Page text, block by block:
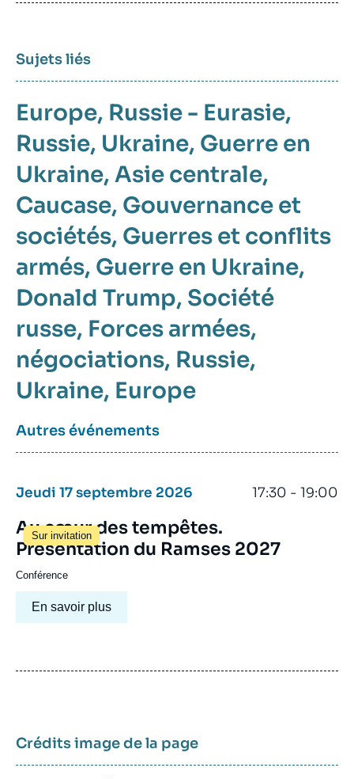
Sujets liés
Europe Russie - Eurasie
Russie Ukraine Guerre en
Ukraine Asie centrale
Caucase Gouvernance et
sociétés Guerres et conflits
armés Guerre en Ukraine
Donald Trump Société
russe Forces armées
négociations Russie
Ukraine Europe
Autres événements
Jeudi 17 septembre 2026 17:30 - 19:00
Sur invitation
Au cœur des tempêtes.
Présentation du Ramses 2027
Conférence
En savoir plus
Crédits image de la page